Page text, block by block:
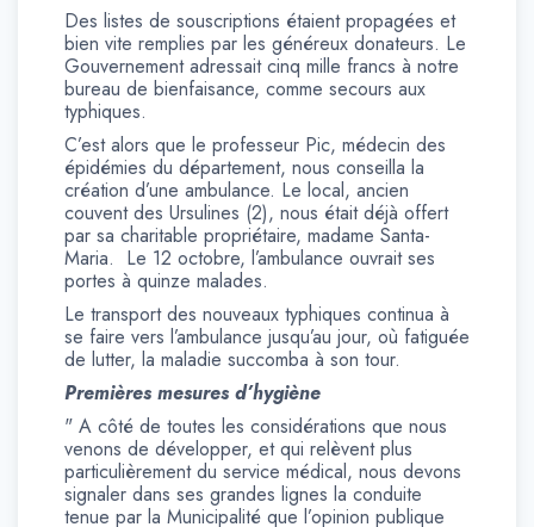
Des listes de souscriptions étaient propagées et
bien vite remplies par les généreux donateurs. Le
Gouvernement adressait cinq mille francs à notre
bureau de bienfaisance, comme secours aux
typhiques.
C’est alors que le professeur Pic, médecin des
épidémies du département, nous conseilla la
création d’une ambulance. Le local, ancien
couvent des Ursulines (2), nous était déjà offert
par sa charitable propriétaire, madame Santa-
Maria. Le 12 octobre, l’ambulance ouvrait ses
portes à quinze malades.
Le transport des nouveaux typhiques continua à
se faire vers l’ambulance jusqu’au jour, où fatiguée
de lutter, la maladie succomba à son tour.
Premières mesures d’hygiène
" A côté de toutes les considérations que nous
venons de développer, et qui relèvent plus
particulièrement du service médical, nous devons
signaler dans ses grandes lignes la conduite
tenue par la Municipalité que l’opinion publique